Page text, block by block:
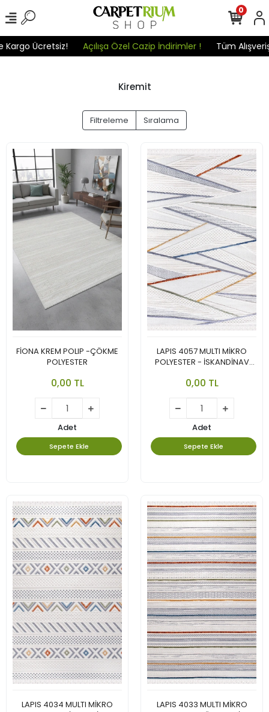
Ücretsiz! Açılışa Özel Cazip İndirimler ! Tüm
0
Kiremit
Filtreleme Sıralama
FİONA KREM POLIP -ÇÖKME
POLYESTER
0,00 TL
Adet
Sepete Ekle
LAPIS 4057 MULTI MİKRO
POLYESTER - İSKANDİNAV
YORUMU.
0,00 TL
Adet
Sepete Ekle
LAPIS 4034 MULTI MİKRO
LAPIS 4033 MULTI MİKRO